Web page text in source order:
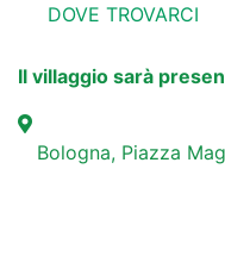
DOVE TROVARCI
Il villaggio sarà
Bologna, Piazza